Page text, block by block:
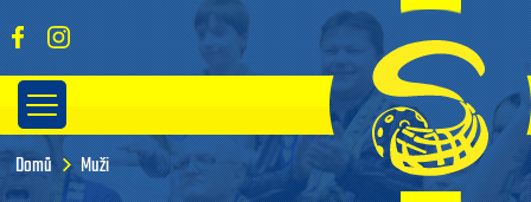
Domů Muži